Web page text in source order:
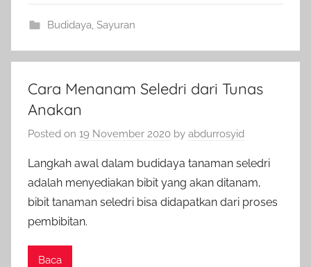
Budidaya Sayuran
Cara Menanam Seledri dari Tunas
Anakan
Posted on 19 November 2020 by abdurrosyid
Langkah awal dalam budidaya tanaman seledri
adalah menyediakan bibit yang akan ditanam,
bibit tanaman seledri bisa didapatkan dari proses
pembibitan.
Baca